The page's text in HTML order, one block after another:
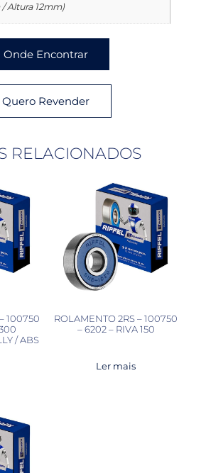
Altura 12mm)
Onde Encontrar
Quero Revender
RELACIONADOS
100750
/ ABS
ROLAMENTO 2RS – 100750
– 6202 – RIVA 150
Ler mais